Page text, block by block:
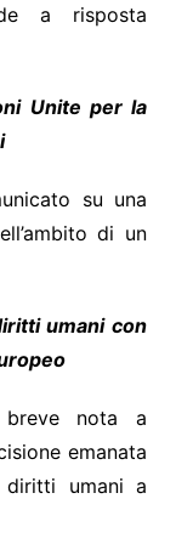
a risposta
Unite per la
su una
di un
umani con
nota a
emanata
umani a